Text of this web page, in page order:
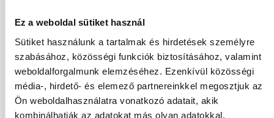
Ez a weboldal sütiket használ
Sütiket használunk a tartalmak és hirdetések személyre
szabásához, közösségi funkciók biztosításához, valamint
weboldalforgalmunk elemzéséhez. Ezenkívül közösségi
média-, hirdető- és elemező partnereinkkel megosztjuk az
Ön weboldalhasználatra vonatkozó adatait, akik
kombinálhatják az adatokat más olyan adatokkal,
01.09.2026- 05.09.2026(4 Éjszaka)
BudapestJáratinformációk
Kétágyas Standard Lagúna/ Medencére Néző Szoba
All Inclusive